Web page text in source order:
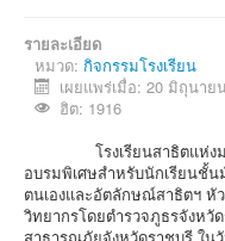
ระบบผลการเรียนออนไลน์
บริการ
เอกสารเผยแพร่
รับสมัครนักเรียนใหม่
ติดต่อ
รายละเอียด
หมวด: กิจกรรมโรงเรียน
เผยแพร่เมื่อ: 20 มิถุนาย
ฮิต: 1916
โรงเรียนสาธิตแห่งมหา
อบรมพิเศษสำหรับนักเรียนชั้น
ตนเองและอัตลักษณ์สาธิตฯ หั
วิทยากรโดยตำรวจภูธรจังหวั